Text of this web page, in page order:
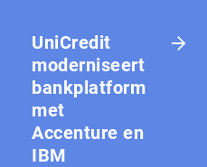
UniCredit
moderniseert
bankplatform
met
Accenture en
IBM